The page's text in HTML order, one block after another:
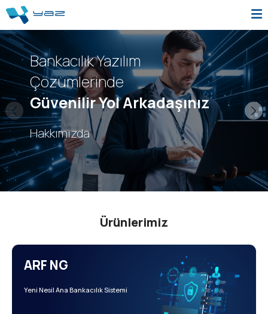
Bankacılık Yazılım
Çözümlerinde
Güvenilir Yol Arkadaşınız
Hakkımızda
Ürünlerimiz
ARF NG
Yeni Nesil Ana Bankacılık Sistemi